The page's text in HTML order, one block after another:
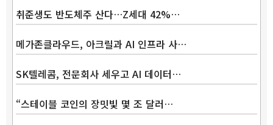
취준생도 반도체주 산다…Z세대 42%…
메가존클라우드, 아크릴과 AI 인프라 사…
SK텔레콤, 전문회사 세우고 AI 데이터…
“스테이블 코인의 장밋빛 몇 조 달러…